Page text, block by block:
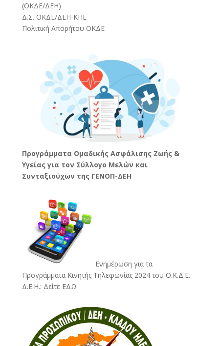
(ΟΚΔΕ/ΔΕΗ)
Δ.Σ. ΟΚΔΕ/ΔΕΗ-ΚΗΕ
Πολιτική Απορήτου ΟΚΔΕ
Προγράμματα Ομαδικής Ασφάλισης Ζωής &
Υγείας για τον Σύλλογο Μελών και
Συνταξιούχων της ΓΕΝΟΠ-ΔΕΗ
Ενημέρωση για τα
Προγράμματα Κινητής Τηλεφωνίας 2024 του Ο.Κ.Δ.Ε.
Δ.Ε.Η.: Δείτε ΕΔΩ